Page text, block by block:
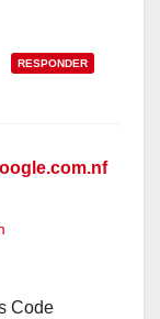
RESPONDER
Code